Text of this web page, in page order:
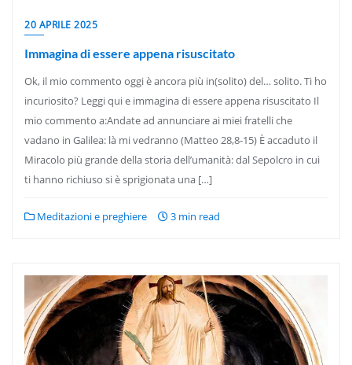
20 APRILE 2025
Immagina di essere appena risuscitato
Ok, il mio commento oggi è ancora più in(solito) del… solito. Ti ho
incuriosito? Leggi qui e immagina di essere appena risuscitato Il
mio commento a:Andate ad annunciare ai miei fratelli che
vadano in Galilea: là mi vedranno (Matteo 28,8-15) È accaduto il
Miracolo più grande della storia dell’umanità: dal Sepolcro in cui
ti hanno richiuso si è sprigionata una […]
Meditazioni e preghiere 3 min read